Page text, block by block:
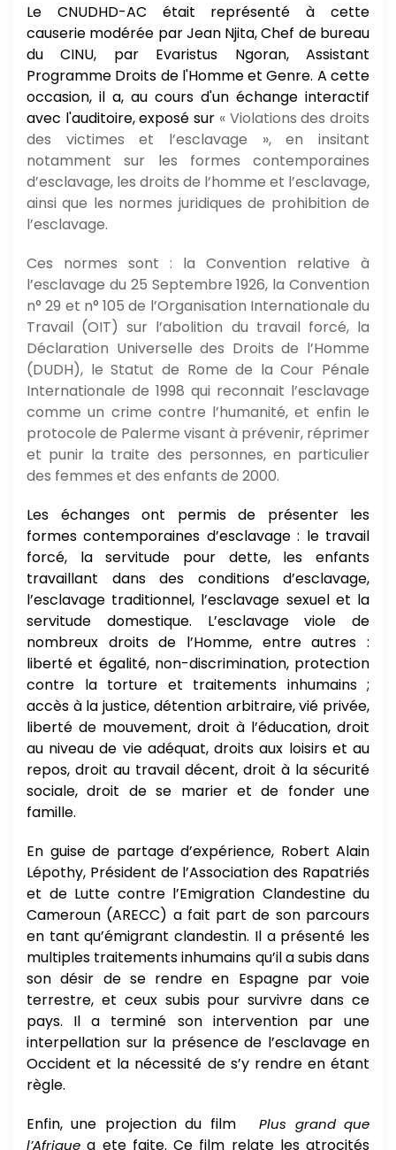
Le CNUDHD-AC était représenté à cette
causerie modérée par Jean Njita, Chef de bureau
du CINU, par Evaristus Ngoran, Assistant
Programme Droits de l'Homme et Genre. A cette
occasion, il a, au cours d'un échange interactif
avec l'auditoire, exposé sur « Violations des droits
des victimes et l’esclavage », en insitant
notamment sur les formes contemporaines
d’esclavage, les droits de l’homme et l’esclavage,
ainsi que les normes juridiques de prohibition de
l’esclavage.
Ces normes sont : la Convention relative à
l’esclavage du 25 Septembre 1926, la Convention
n° 29 et n° 105 de l’Organisation Internationale du
Travail (OIT) sur l’abolition du travail forcé, la
Déclaration Universelle des Droits de l’Homme
(DUDH), le Statut de Rome de la Cour Pénale
Internationale de 1998 qui reconnait l’esclavage
comme un crime contre l’humanité, et enfin le
protocole de Palerme visant à prévenir, réprimer
et punir la traite des personnes, en particulier
des femmes et des enfants de 2000.
Les échanges ont permis de présenter les
formes contemporaines d’esclavage : le travail
forcé, la servitude pour dette, les enfants
travaillant dans des conditions d’esclavage,
l’esclavage traditionnel, l’esclavage sexuel et la
servitude domestique. L’esclavage viole de
nombreux droits de l’Homme, entre autres :
liberté et égalité, non-discrimination, protection
contre la torture et traitements inhumains ;
accès à la justice, détention arbitraire, vié privée,
liberté de mouvement, droit à l’éducation, droit
au niveau de vie adéquat, droits aux loisirs et au
repos, droit au travail décent, droit à la sécurité
sociale, droit de se marier et de fonder une
famille.
En guise de partage d’expérience, Robert Alain
Lépothy, Président de l’Association des Rapatriés
et de Lutte contre l’Emigration Clandestine du
Cameroun (ARECC) a fait part de son parcours
en tant qu’émigrant clandestin. Il a présenté les
multiples traitements inhumains qu’il a subis dans
son désir de se rendre en Espagne par voie
terrestre, et ceux subis pour survivre dans ce
pays. Il a terminé son intervention par une
interpellation sur la présence de l’esclavage en
Occident et la nécessité de s’y rendre en étant
règle.
Enfin, une projection du film
Plus grand que
l’Afrique a ete faite. Ce film relate les atrocités